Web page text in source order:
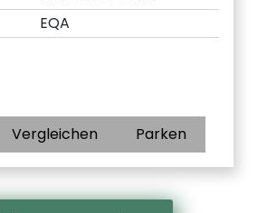
EQA
Vergleichen Parken